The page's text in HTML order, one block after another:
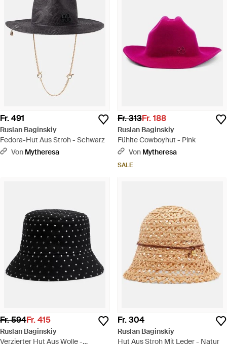
Fr. 491
Ruslan Baginskiy
Fedora-Hut Aus Stroh - Schwarz
Von Mytheresa
Fr. 313Fr. 188
Ruslan Baginskiy
Fühlte Cowboyhut - Pink
Von Mytheresa
SALE
Fr. 594Fr. 415
Ruslan Baginskiy
Verzierter Hut Aus Wolle -
Fr. 304
Ruslan Baginskiy
Hut Aus Stroh Mit Leder - Natur